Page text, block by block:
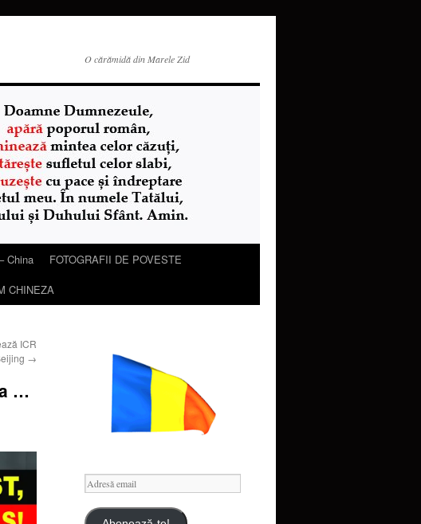
O cărămidă din Marele Zid
China
FOTOGRAFII DE POVESTE
CHINEZA
ICR
→
…
Adresă
email